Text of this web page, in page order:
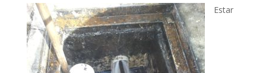
Estar